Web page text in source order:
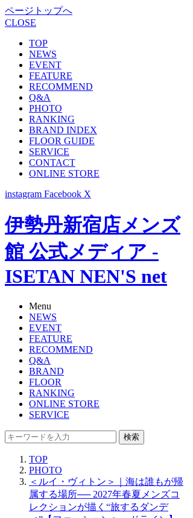
ページトップへ
CLOSE
TOP
NEWS
EVENT
FEATURE
RECOMMEND
Q&A
PHOTO
RANKING
BRAND INDEX
FLOOR GUIDE
SERVICE
CONTACT
ONLINE STORE
instagram Facebook X
伊勢丹新宿店メンズ
館 公式メディア -
ISETAN NEN'S net
Menu
NEWS
EVENT
FEATURE
RECOMMEND
Q&A
BRAND
FLOOR
RANKING
ONLINE STORE
SERVICE
検索
TOP
PHOTO
＜ルイ・ヴィトン＞｜海は誰もが帰
属する場所── 2027年春夏メンズコ
レクションが描く“旅するダンデ